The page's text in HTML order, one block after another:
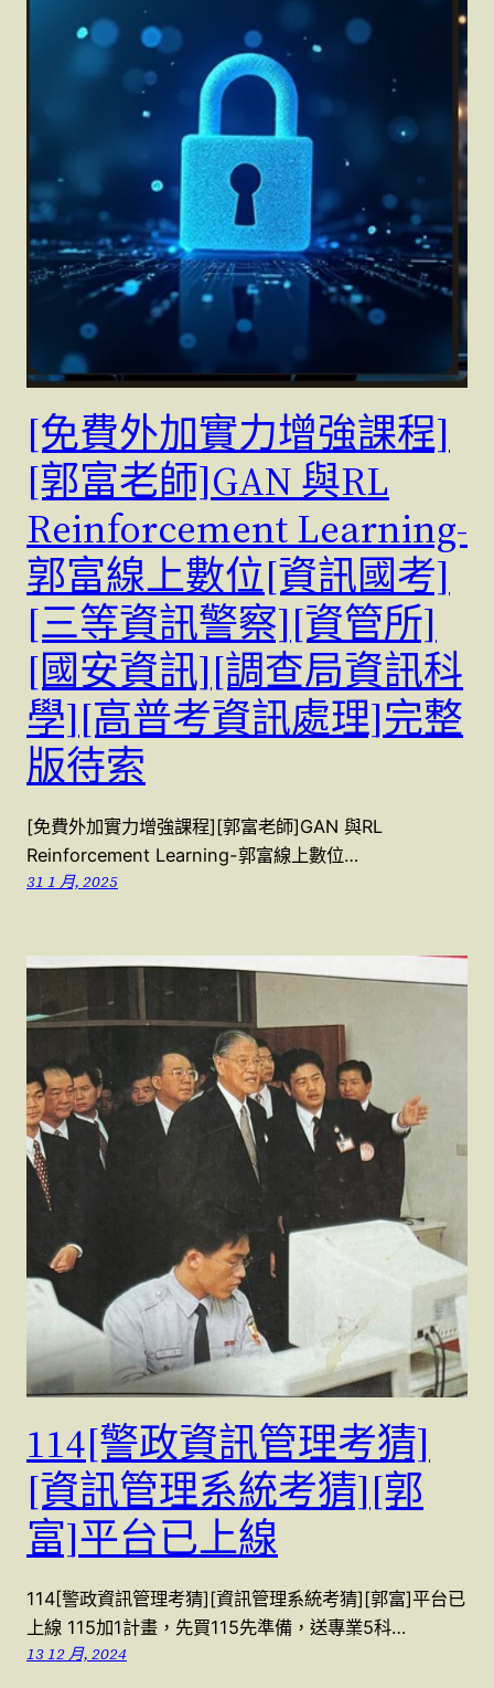
[免費外加實力增強課程]
[郭富老師]GAN 與RL
Reinforcement Learning-
郭富線上數位[資訊國考]
[三等資訊警察][資管所]
[國安資訊][調查局資訊科
學][高普考資訊處理]完整
版待索
[免費外加實力增強課程][郭富老師]GAN 與RL
Reinforcement Learning-郭富線上數位…
31 1 月, 2025
114[警政資訊管理考猜]
[資訊管理系統考猜][郭
富]平台已上線
114[警政資訊管理考猜][資訊管理系統考猜][郭富]平台已
上線 115加1計畫，先買115先準備，送專業5科…
13 12 月, 2024